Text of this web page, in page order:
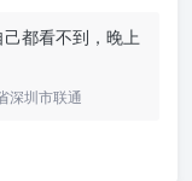
都看不到，晚上
深圳市联通